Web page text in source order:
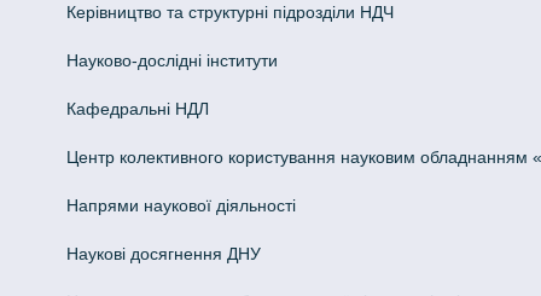
Керівництво та структурні підрозділи НДЧ
Науково-дослідні інститути
Кафедральні НДЛ
Центр колективного користування науковим обладнанням
Напрями наукової діяльності
Наукові досягнення ДНУ